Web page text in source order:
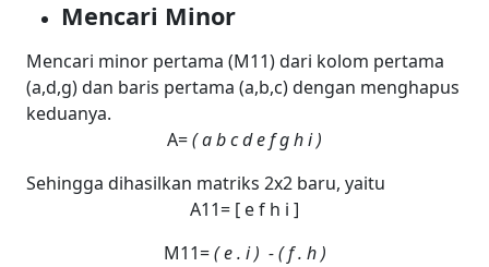
Mencari Minor
Mencari minor pertama (M11) dari kolom pertama
(a,d,g) dan baris pertama (a,b,c) dengan menghapus
keduanya.
A=(abcdefghi )
Sehingga dihasilkan matriks 2x2 baru, yaitu
A11= [ ef h i ]
M11=(e . i ) - ( f . h )